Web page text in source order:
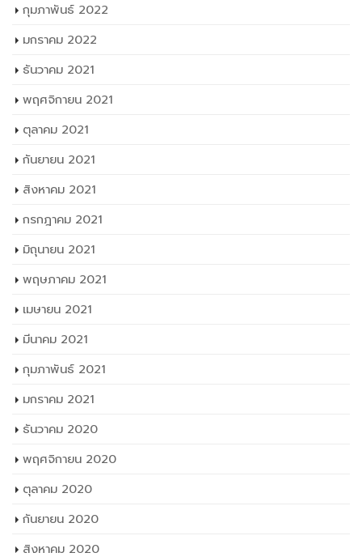
กุมภาพันธ์ 2022
มกราคม 2022
ธันวาคม 2021
พฤศจิกายน 2021
ตุลาคม 2021
กันยายน 2021
สิงหาคม 2021
กรกฎาคม 2021
มิถุนายน 2021
พฤษภาคม 2021
เมษายน 2021
มีนาคม 2021
กุมภาพันธ์ 2021
มกราคม 2021
ธันวาคม 2020
พฤศจิกายน 2020
ตุลาคม 2020
กันยายน 2020
สิงหาคม 2020